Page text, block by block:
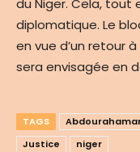
du Niger. Cela, tout
diplomatique. Le
en vue d’un retour
sera envisagée en
TAGS
Justice
niger